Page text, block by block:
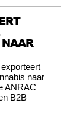
NAAR
naar
ANRAC
B2B